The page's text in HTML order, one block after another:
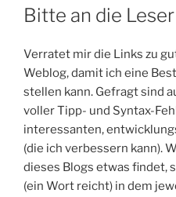
AM
Bitte an die
Verratet mir die Links zu
Weblog, damit ich eine
stellen kann. Gefragt sind
voller Tipp- und Syntax-
interessanten,
(die ich verbessern kann).
dieses Blogs etwas findet,
(ein Wort reicht) in dem